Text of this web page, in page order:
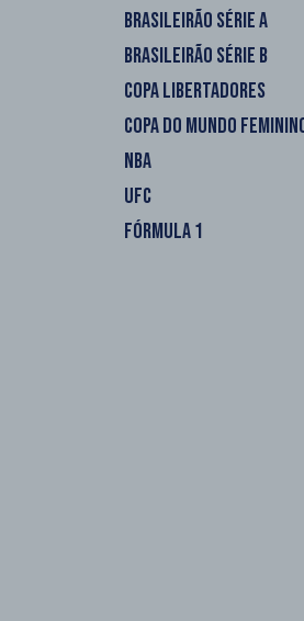
BRASILEIRÃO SÉRIE A
BRASILEIRÃO SÉRIE B
COPA LIBERTADORES
COPA DO MUNDO
NBA
UFC
FÓRMULA 1